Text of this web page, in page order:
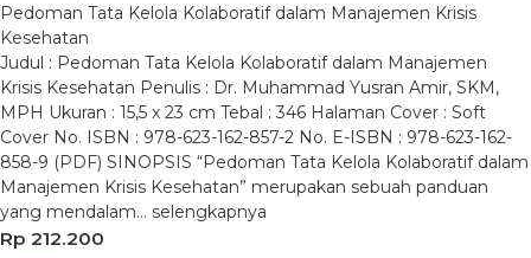
Pedoman Tata Kelola Kolaboratif dalam Manajemen Krisis
Kesehatan
Judul : Pedoman Tata Kelola Kolaboratif dalam Manajemen
Krisis Kesehatan Penulis : Dr. Muhammad Yusran Amir, SKM,
MPH Ukuran : 15,5 x 23 cm Tebal : 346 Halaman Cover : Soft
Cover No. ISBN : 978-623-162-857-2 No. E-ISBN : 978-623-162-
858-9 (PDF) SINOPSIS “Pedoman Tata Kelola Kolaboratif dalam
Manajemen Krisis Kesehatan” merupakan sebuah panduan
yang mendalam… selengkapnya
Rp 212.200